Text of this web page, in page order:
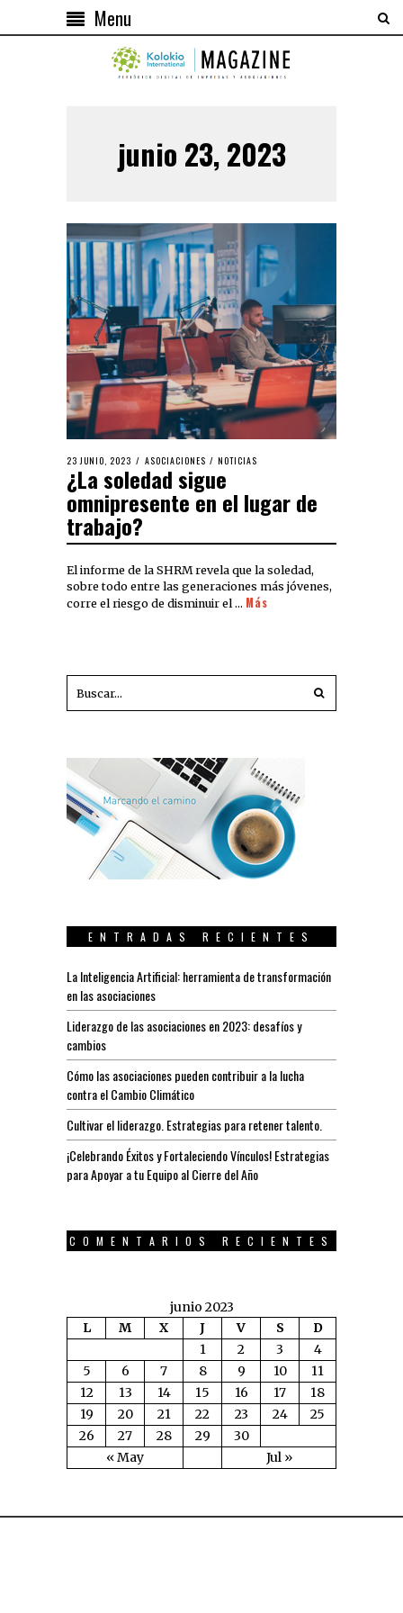
Menu
junio 23, 2023
23 JUNIO, 2023 ASOCIACIONES / NOTICIAS
¿La soledad sigue
omnipresente en el lugar de
trabajo?
El informe de la SHRM revela que la soledad,
sobre todo entre las generaciones más jóvenes,
corre el riesgo de disminuir el … Más
ENTRADAS RECIENTES
La Inteligencia Artificial: herramienta de transformación
en las asociaciones
Liderazgo de las asociaciones en 2023: desafíos y
cambios
Cómo las asociaciones pueden contribuir a la lucha
contra el Cambio Climático
Cultivar el liderazgo. Estrategias para retener talento.
¡Celebrando Éxitos y Fortaleciendo Vínculos! Estrategias
para Apoyar a tu Equipo al Cierre del Año
COMENTARIOS RECIENTES
junio 2023
L
M X J V S D
« May Jul »
1 2 3
4
5
6 7 8 9 10
11
12
13 14 15 16 17
18
19
20 21 22 23 24
25
26
27 28 29 30